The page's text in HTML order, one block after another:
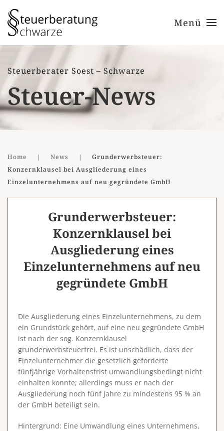
Zum Hauptinhalt springen Menü
Steuerberater Soest – Schwarze
Steuer-News
Home News
Grunderwerbsteuer:
Konzernklausel bei Ausgliederung eines
Einzelunternehmens auf neu gegründete GmbH
Grunderwerbsteuer:
Konzernklausel bei
Ausgliederung eines
Einzelunternehmens auf neu
gegründete GmbH
Die Ausgliederung eines Einzelunternehmens, zu dem
ein Grundstück gehört, auf eine neu gegründete GmbH
ist nach der sog. Konzernklausel
grunderwerbsteuerfrei. Es ist unschädlich, dass der
Einzelunternehmer die gesetzlich geforderte
fünfjährige Vorhaltensfrist umwandlungsbedingt nicht
einhalten konnte; allerdings muss er nach der
Ausgliederung noch fünf Jahre zu mindestens 95 % an
der GmbH beteiligt sein.
Hintergrund: Eine Umwandlung eines Unternehmens,